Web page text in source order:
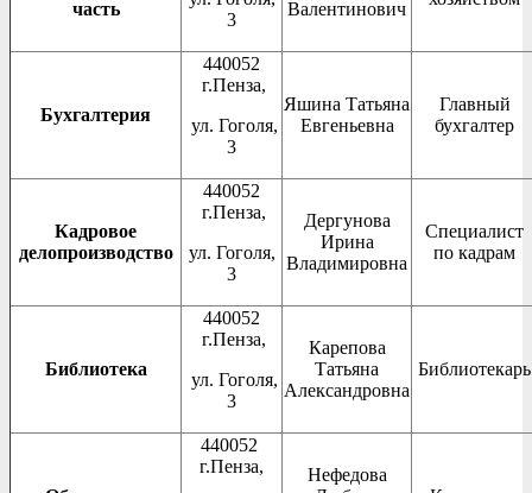
часть
3
Валентинович
Бухгалтерия
440052
г.Пенза,
ул. Гоголя,
3
Яшина Татьяна
Евгеньевна
Главный
бухгалтер
Кадровое
делопроизводство
440052
г.Пенза,
ул. Гоголя,
3
Дергунова
Ирина
Владимировна
Специалист
по кадрам
Библиотека
440052
г.Пенза,
ул. Гоголя,
3
Карепова
Татьяна
Александровна
Библиотекарь
440052
г.Пенза,
Нефедова